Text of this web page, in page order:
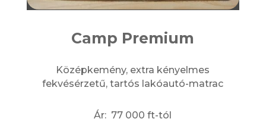
Camp Premium
Középkemény, extra kényelmes
fekvésérzetű, tartós lakóautó-matrac
Ár: 77 000 ft-tól